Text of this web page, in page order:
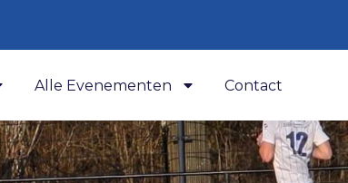
Alle Evenementen Contact